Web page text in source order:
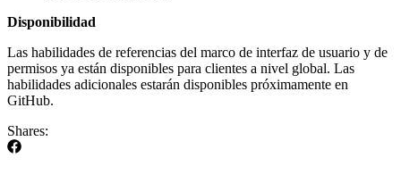
Disponibilidad
Las habilidades de referencias del marco de interfaz de usuario y de
permisos ya están disponibles para clientes a nivel global. Las
habilidades adicionales estarán disponibles próximamente en
GitHub.
Shares: